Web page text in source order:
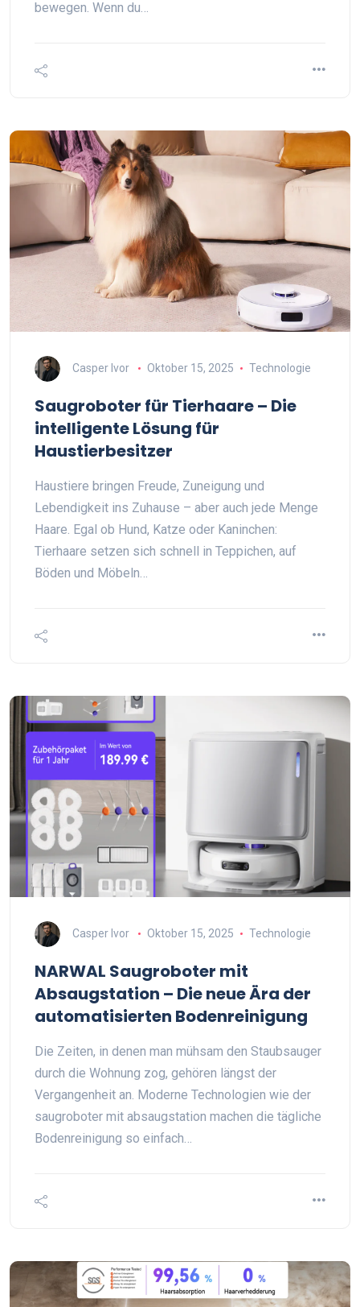
bewegen. Wenn du…
Casper Ivor Oktober 15, 2025 Technologie
Saugroboter für Tierhaare – Die
intelligente Lösung für
Haustierbesitzer
Haustiere bringen Freude, Zuneigung und
Lebendigkeit ins Zuhause – aber auch jede Menge
Haare. Egal ob Hund, Katze oder Kaninchen:
Tierhaare setzen sich schnell in Teppichen, auf
Böden und Möbeln…
Casper Ivor Oktober 15, 2025 Technologie
NARWAL Saugroboter mit
Absaugstation – Die neue Ära der
automatisierten Bodenreinigung
Die Zeiten, in denen man mühsam den Staubsauger
durch die Wohnung zog, gehören längst der
Vergangenheit an. Moderne Technologien wie der
saugroboter mit absaugstation machen die tägliche
Bodenreinigung so einfach…